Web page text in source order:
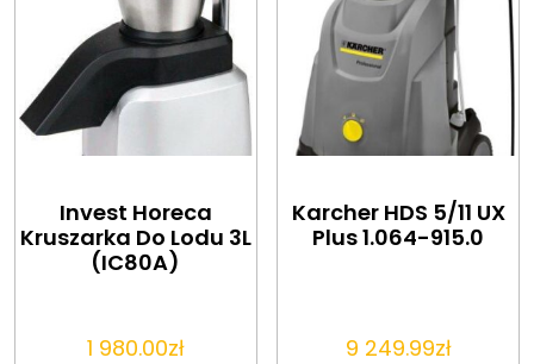
Invest Horeca
Kruszarka Do Lodu 3L
(IC80A)
1 980.00zł
Karcher HDS 5/11 UX
Plus 1.064-915.0
9 249.99zł